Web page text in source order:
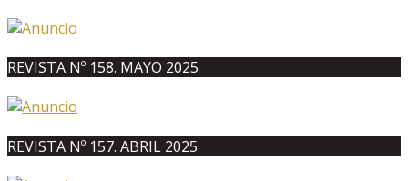
REVISTA Nº 158. MAYO 2025
REVISTA Nº 157. ABRIL 2025